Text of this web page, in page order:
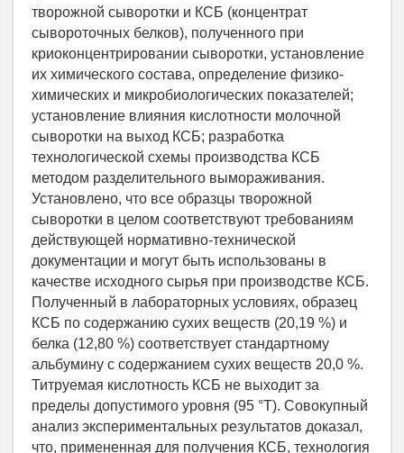
творожной сыворотки и КСБ (концентрат
сывороточных белков), полученного при
криоконцентрировании сыворотки, установление
их химического состава, определение физико-
химических и микробиологических показателей;
установление влияния кислотности молочной
сыворотки на выход КСБ; разработка
технологической схемы производства КСБ
методом разделительного вымораживания.
Установлено, что все образцы творожной
сыворотки в целом соответствуют требованиям
действующей нормативно-технической
документации и могут быть использованы в
качестве исходного сырья при производстве КСБ.
Полученный в лабораторных условиях, образец
КСБ по содержанию сухих веществ (20,19 %) и
белка (12,80 %) соответствует стандартному
альбумину с содержанием сухих веществ 20,0 %.
Титруемая кислотность КСБ не выходит за
пределы допустимого уровня (95 °Т). Совокупный
анализ экспериментальных результатов доказал,
что, примененная для получения КСБ, технология